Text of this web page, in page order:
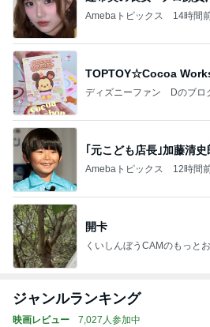
Amebaトピックス 14時間
TOPTOY☆Cocoa
ディズニーファン Dのブロ
｢元こども店長｣加藤清
Amebaトピックス 12時間
開卡
くいしんぼうCAMのもっと
ジャンルランキング
映画レビュー 7,027人参加中